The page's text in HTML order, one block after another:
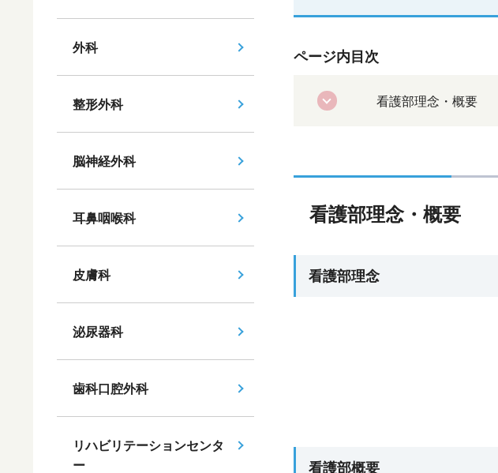
ページ内目次
看護部理念・概要
看護部理念・概要
看護部理念
看護部概要
外科
整形外科
脳神経外科
耳鼻咽喉科
皮膚科
泌尿器科
歯科口腔外科
リハビリテーションセンタ
ー